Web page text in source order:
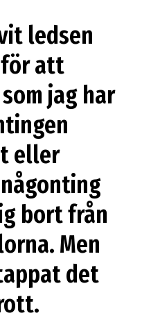
ledsen
att
jag har
eller
bort från
Men
det